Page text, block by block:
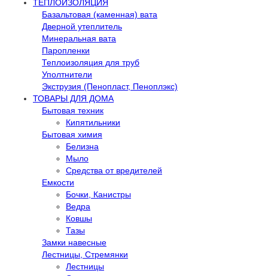
ТЕПЛОИЗОЛЯЦИЯ
Базальтовая (каменная) вата
Дверной утеплитель
Минеральная вата
Паропленки
Теплоизоляция для труб
Уполтнители
Экструзия (Пенопласт, Пеноплэкс)
ТОВАРЫ ДЛЯ ДОМА
Бытовая техник
Кипятильники
Бытовая химия
Белизна
Мыло
Средства от вредителей
Емкости
Бочки, Канистры
Ведра
Ковшы
Тазы
Замки навесные
Лестницы, Стремянки
Лестницы